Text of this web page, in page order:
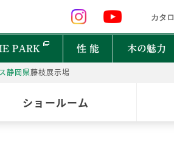
カタ
PARK 性 能 木の魅力
静岡県藤枝展示場
ショールーム